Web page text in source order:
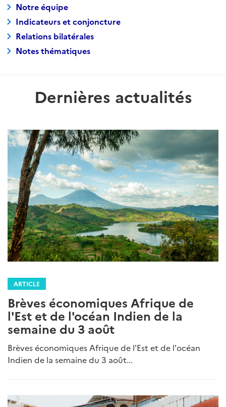
Notre équipe
Indicateurs et conjoncture
Relations bilatérales
Notes thématiques
Dernières actualités
ARTICLE
Brèves économiques Afrique de
l'Est et de l'océan Indien de la
semaine du 3 août
Brèves économiques Afrique de l'Est et de l'océan
Indien de la semaine du 3 août...